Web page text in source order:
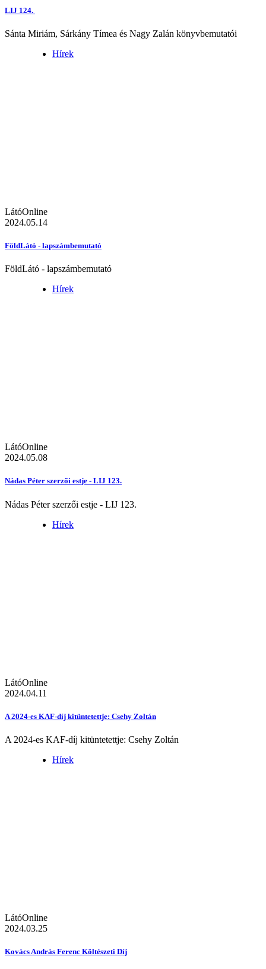
LIJ 124.
Sánta Miriám, Sárkány Tímea és Nagy Zalán könyvbemutatói
Hírek
LátóOnline
2024.05.14
FöldLátó - lapszámbemutató
FöldLátó - lapszámbemutató
Hírek
LátóOnline
2024.05.08
Nádas Péter szerzői estje - LIJ 123.
Nádas Péter szerzői estje - LIJ 123.
Hírek
LátóOnline
2024.04.11
A 2024-es KAF-díj kitüntetettje: Csehy Zoltán
A 2024-es KAF-díj kitüntetettje: Csehy Zoltán
Hírek
LátóOnline
2024.03.25
Kovács András Ferenc Költészeti Díj